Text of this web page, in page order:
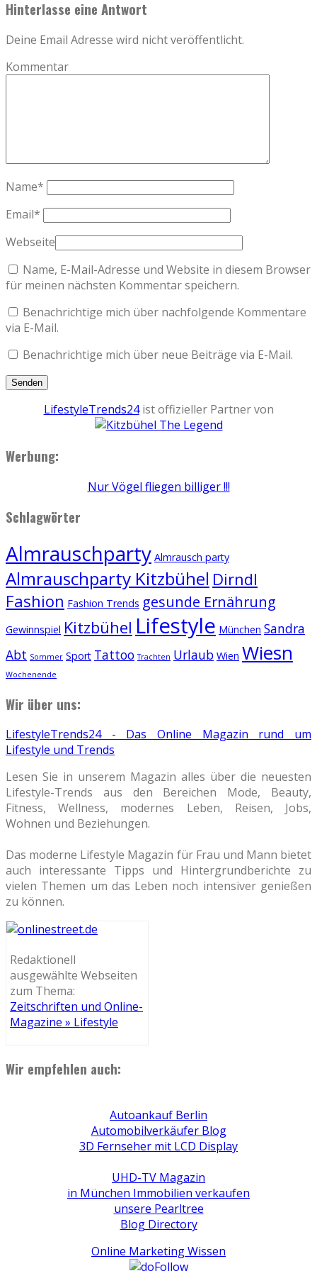
Hinterlasse eine Antwort
Deine Email Adresse wird nicht veröffentlicht.
Kommentar
Name*
Email*
Webseite
Name, E-Mail-Adresse und Website in diesem Browser
für meinen nächsten Kommentar speichern.
Benachrichtige mich über nachfolgende Kommentare
via E-Mail.
Benachrichtige mich über neue Beiträge via E-Mail.
LifestyleTrends24ist offizieller Partner von
Werbung:
Nur Vögel fliegen billiger !!!
Schlagwörter
Almrauschparty Almrausch party
Almrauschparty Kitzbühel Dirndl
Fashion Fashion Trends gesunde Ernährung
Gewinnspiel Kitzbühel Lifestyle München Sandra
Abt Sommer Sport Tattoo Trachten Urlaub Wien Wiesn
Wochenende
Wir über uns:
LifestyleTrends24 - Das Online Magazin rund um
Lifestyle und Trends
Lesen Sie in unserem Magazin alles über die neuesten
Lifestyle-Trends aus den Bereichen Mode, Beauty,
Fitness, Wellness, modernes Leben, Reisen, Jobs,
Wohnen und Beziehungen.
Das moderne Lifestyle Magazin für Frau und Mann bietet
auch interessante Tipps und Hintergrundberichte zu
vielen Themen um das Leben noch intensiver genießen
zu können.
Redaktionell
ausgewählte Webseiten
zum Thema:
Zeitschriften und Online-
Magazine » Lifestyle
Wir empfehlen auch:
Autoankauf Berlin
Automobilverkäufer Blog
3D Fernseher mit LCD Display
UHD-TV Magazin
in München Immobilien verkaufen
unsere Pearltree
Blog Directory
Online Marketing Wissen